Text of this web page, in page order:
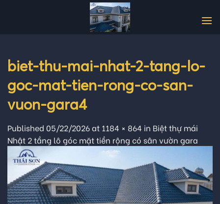
biet-thu-mai-nhat-2-tang-lo-
goc-mat-tien-rong-co-san-
vuon-gara4
Published 05/22/2026at 1184 × 864 in Biệt thự mái
Nhật 2 tầng lô góc mặt tiền rộng có sân vườn gara